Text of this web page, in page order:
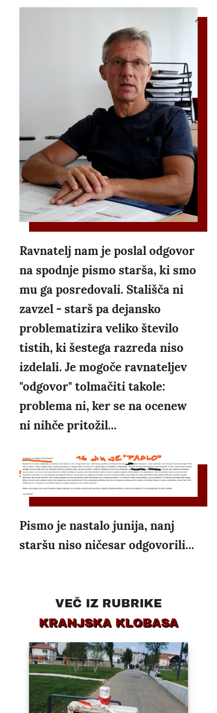
Ravnatelj nam je poslal odgovor
na spodnje pismo starša, ki smo
mu ga posredovali. Stališča ni
zavzel - starš pa dejansko
problematizira veliko število
tistih, ki šestega razreda niso
izdelali. Je mogoče ravnateljev
"odgovor" tolmačiti takole:
problema ni, ker se na ocenew
ni nihče pritožil...
Pismo je nastalo junija, nanj
staršu niso ničesar odgovorili...
VEČ IZ RUBRIKE
KRANJSKA KLOBASA